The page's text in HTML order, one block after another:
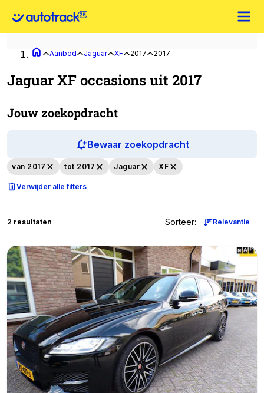
Aanbod Jaguar XF 2017 2017
Jaguar XF occasions uit 2017
Jouw zoekopdracht
Bewaar zoekopdracht
van 2017 tot 2017 Jaguar XF
Verwijder alle filters
2 resultaten Sorteer: Relevantie